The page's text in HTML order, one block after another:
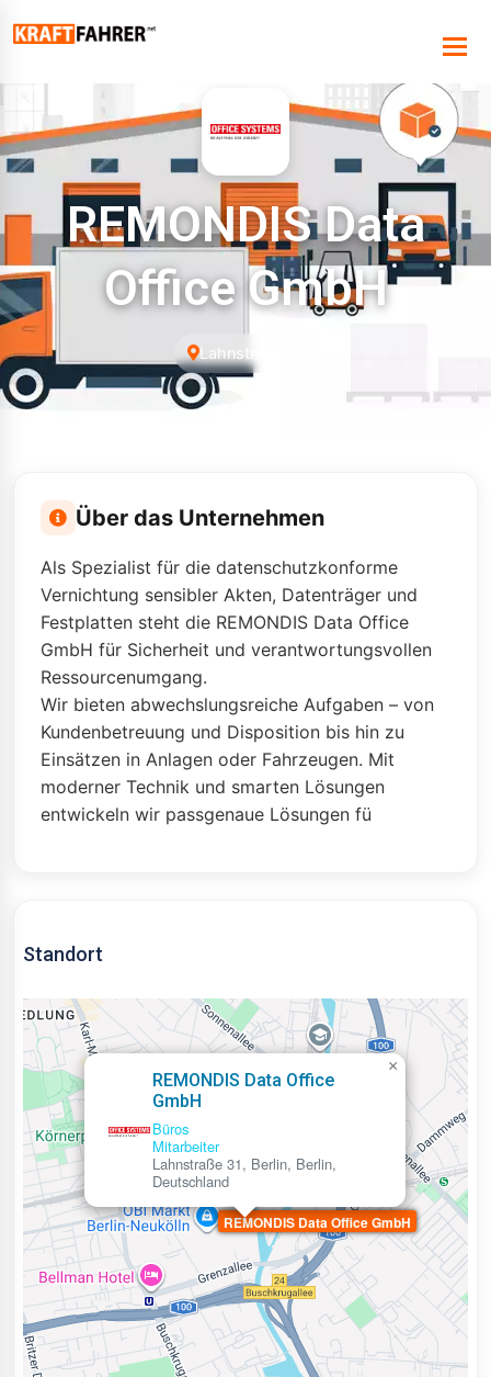
REMONDIS Data
Office GmbH
Lahnstraße 31
Über das Unternehmen
Als Spezialist für die datenschutzkonforme
Vernichtung sensibler Akten, Datenträger und
Festplatten steht die REMONDIS Data Office
GmbH für Sicherheit und verantwortungsvollen
Ressourcenumgang.
Wir bieten abwechslungsreiche Aufgaben – von
Kundenbetreuung und Disposition bis hin zu
Einsätzen in Anlagen oder Fahrzeugen. Mit
moderner Technik und smarten Lösungen
entwickeln wir passgenaue Lösungen fü
Standort
REMONDIS Data Office GmbH
REMONDIS Data Office
GmbH
Büros
Mitarbeiter
Lahnstraße 31, Berlin, Berlin,
Deutschland
×